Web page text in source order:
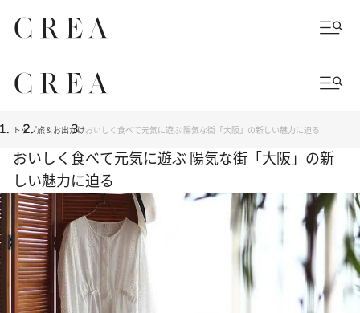
トップ旅＆お出かけおいしく食べて元気に遊ぶ 陽気な街「大阪」の新しい魅力に迫る
おいしく食べて元気に遊ぶ 陽気な街「大阪」の新
しい魅力に迫る